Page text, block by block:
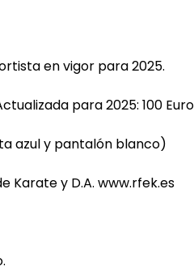
en vigor para 2025.
para 2025: 100
azul y pantalón blanco)
Karate y D.A. www.rfek.es